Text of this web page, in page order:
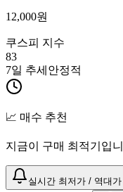
12,000원
쿠스피 지수
83
7일 추세 안정적
📈 매수 추천
지금이 구매 최적기입
실시간 최저가 / 역대